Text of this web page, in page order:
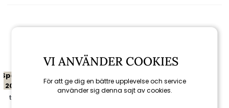
Spara
20%
till 16/8
VI ANVÄNDER COOKIES
För att ge dig en bättre upplevelse och service
använder sig denna sajt av cookies.